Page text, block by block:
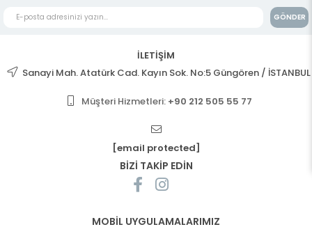
GÖNDER
İLETİŞİM
Sanayi Mah. Atatürk Cad. Kayın Sok. No:5 Güngören / İSTANBUL
Müşteri Hizmetleri: +90 212 505 55 77
[email protected]
BİZİ TAKİP EDİN
MOBİL UYGULAMALARIMIZ